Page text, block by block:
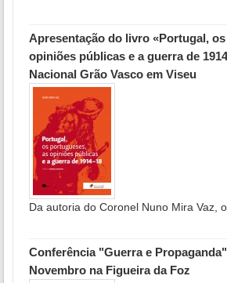
Apresentação do livro «Portugal,
opiniões públicas e a guerra de
Nacional Grão Vasco em Viseu
Da autoria do Coronel Nuno Mira Vaz,
Conferência "Guerra e
Novembro na Figueira da Foz